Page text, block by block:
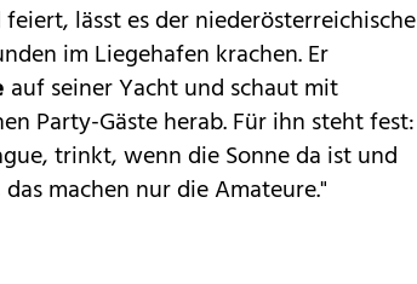
lässt es der niederösterreichische
im Liegehafen krachen. Er
auf seiner Yacht und schaut mit
Party-Gäste herab. Für ihn steht fest:
trinkt, wenn die Sonne da ist und
machen nur die Amateure."